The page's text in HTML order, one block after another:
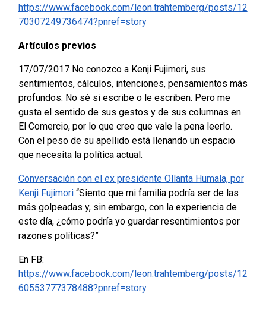
https://www.facebook.com/leon.trahtemberg/posts/12
70307249736474?pnref=story
Artículos previos
17/07/2017 No conozco a Kenji Fujimori, sus
sentimientos, cálculos, intenciones, pensamientos más
profundos. No sé si escribe o le escriben. Pero me
gusta el sentido de sus gestos y de sus columnas en
El Comercio, por lo que creo que vale la pena leerlo.
Con el peso de su apellido está llenando un espacio
que necesita la política actual.
Conversación con el ex presidente Ollanta Humala, por
Kenji Fujimori “Siento que mi familia podría ser de las
más golpeadas y, sin embargo, con la experiencia de
este día, ¿cómo podría yo guardar resentimientos por
razones políticas?”
En FB:
https://www.facebook.com/leon.trahtemberg/posts/12
60553777378488?pnref=story